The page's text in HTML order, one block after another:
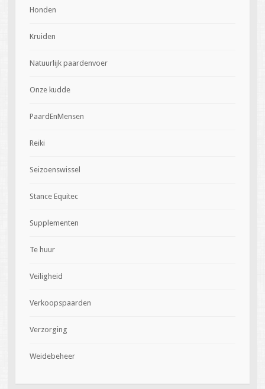
Honden
Kruiden
Natuurlijk paardenvoer
Onze kudde
PaardEnMensen
Reiki
Seizoenswissel
Stance Equitec
Supplementen
Te huur
Veiligheid
Verkoopspaarden
Verzorging
Weidebeheer